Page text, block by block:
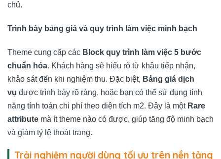
chủ.
Trình bày bảng giá và quy trình làm việc minh bạch
Theme cung cấp các Block quy trình làm việc 5 bước
chuẩn hóa. Khách hàng sẽ hiểu rõ từ khâu tiếp nhận,
khảo sát đến khi nghiệm thu. Đặc biệt, Bảng giá dịch
vụ được trình bày rõ ràng, hoặc bạn có thể sử dụng tính
năng tính toán chi phí theo diện tích m2. Đây là một Rare
attribute mà ít theme nào có được, giúp tăng độ minh bạch
và giảm tỷ lệ thoát trang.
Trải nghiệm người dùng tối ưu trên nền tảng